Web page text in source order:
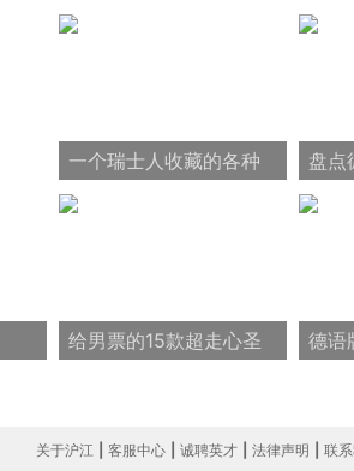
一个瑞士人收藏的各种
无名设计
盘点
美味
给男票的15款超走心圣
德语
关于沪江 客服中心 诚聘英才 法律声明 联